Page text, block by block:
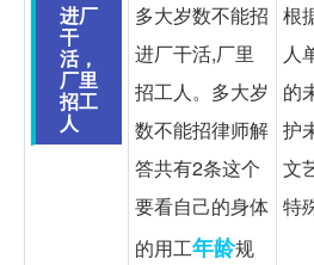
进厂
干
活，
厂里
招工
人
多大岁数不能招
进厂干活,厂里
招工人。多大岁
数不能招律师解
答共有2条这个
要看自己的身体
的用工年龄规
根
人
的
护
文
特